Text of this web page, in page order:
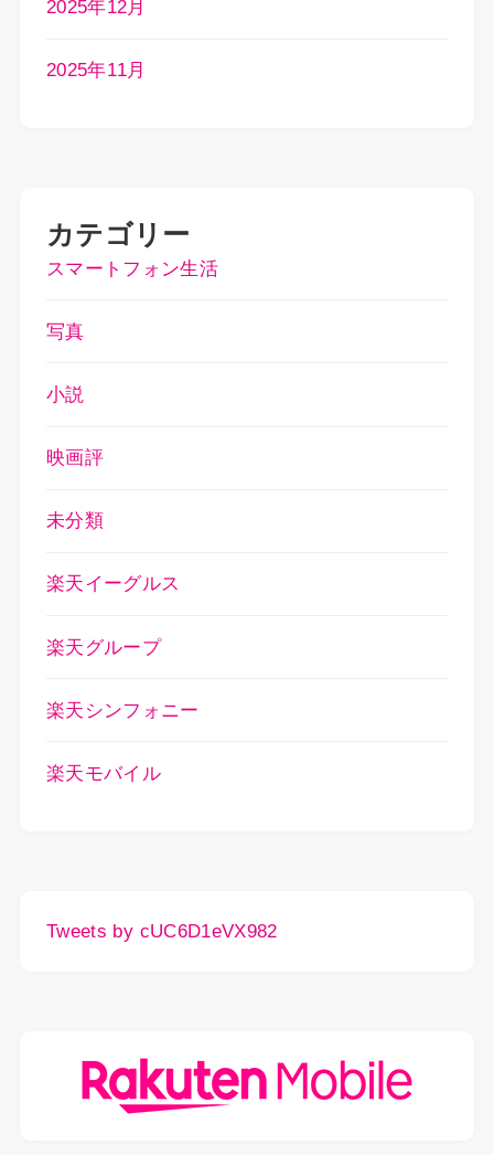
2025年12月
2025年11月
カテゴリー
スマートフォン生活
写真
小説
映画評
未分類
楽天イーグルス
楽天グループ
楽天シンフォニー
楽天モバイル
Tweets by cUC6D1eVX982